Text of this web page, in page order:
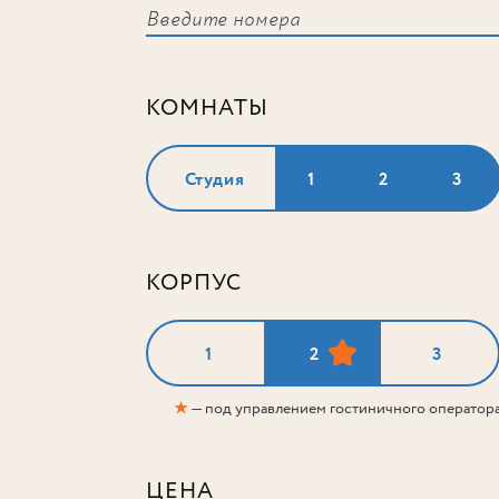
КОМНАТЫ
Студия 1 2 3
КОРПУС
1 2 3
★— под управлением гостиничного
ЦЕНА